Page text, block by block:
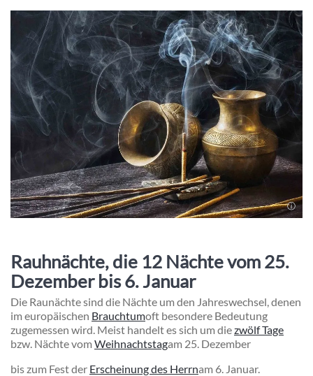
Rauhnächte, die 12 Nächte vom 25.
Dezember bis 6. Januar
Die Raunächte sind die Nächte um den Jahreswechsel, denen
im europäischen Brauchtumoft besondere Bedeutung
zugemessen wird. Meist handelt es sich um diezwölf Tage
bzw. Nächte vom Weihnachtstagam 25. Dezember
bis zum Fest der Erscheinung des Herrnam 6. Januar.